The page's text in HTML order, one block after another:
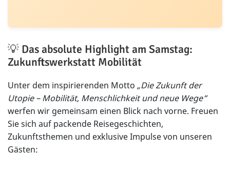
💡 Das absolute Highlight am Samstag:
Zukunftswerkstatt Mobilität
Unter dem inspirierenden Motto „Die Zukunft der
Utopie – Mobilität, Menschlichkeit und neue Wege“
werfen wir gemeinsam einen Blick nach vorne. Freuen
Sie sich auf packende Reisegeschichten,
Zukunftsthemen und exklusive Impulse von unseren
Gästen: